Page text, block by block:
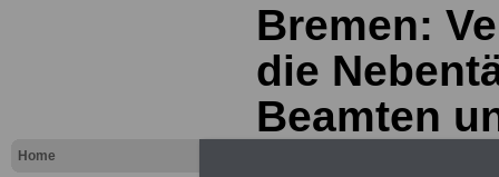
Home
Bremen:
die
Beamten